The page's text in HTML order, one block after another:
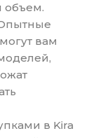
объем.
вам
в Kira